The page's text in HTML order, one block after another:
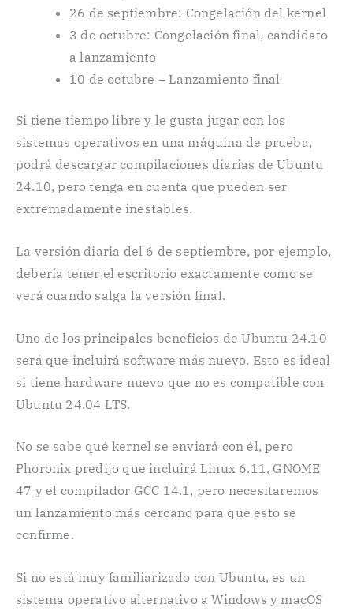
26 de septiembre: Congelación del kernel
3 de octubre: Congelación final, candidato
a lanzamiento
10 de octubre – Lanzamiento final
Si tiene tiempo libre y le gusta jugar con los
sistemas operativos en una máquina de prueba,
podrá descargar compilaciones diarias de Ubuntu
24.10, pero tenga en cuenta que pueden ser
extremadamente inestables.
La versión diaria del 6 de septiembre, por ejemplo,
debería tener el escritorio exactamente como se
verá cuando salga la versión final.
Uno de los principales beneficios de Ubuntu 24.10
será que incluirá software más nuevo. Esto es ideal
si tiene hardware nuevo que no es compatible con
Ubuntu 24.04 LTS.
No se sabe qué kernel se enviará con él, pero
Phoronix predijo que incluirá Linux 6.11, GNOME
47 y el compilador GCC 14.1, pero necesitaremos
un lanzamiento más cercano para que esto se
confirme.
Si no está muy familiarizado con Ubuntu, es un
sistema operativo alternativo a Windows y macOS